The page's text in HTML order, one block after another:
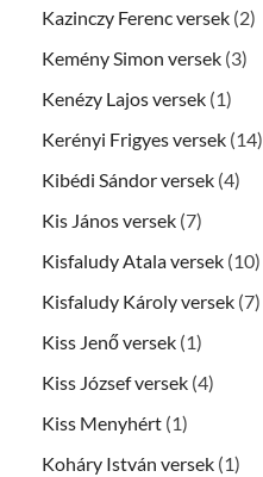
Kazinczy Ferenc versek (2)
Kemény Simon versek (3)
Kenézy Lajos versek (1)
Kerényi Frigyes versek (14)
Kibédi Sándor versek (4)
Kis János versek (7)
Kisfaludy Atala versek (10)
Kisfaludy Károly versek (7)
Kiss Jenő versek (1)
Kiss József versek (4)
Kiss Menyhért (1)
Koháry István versek (1)